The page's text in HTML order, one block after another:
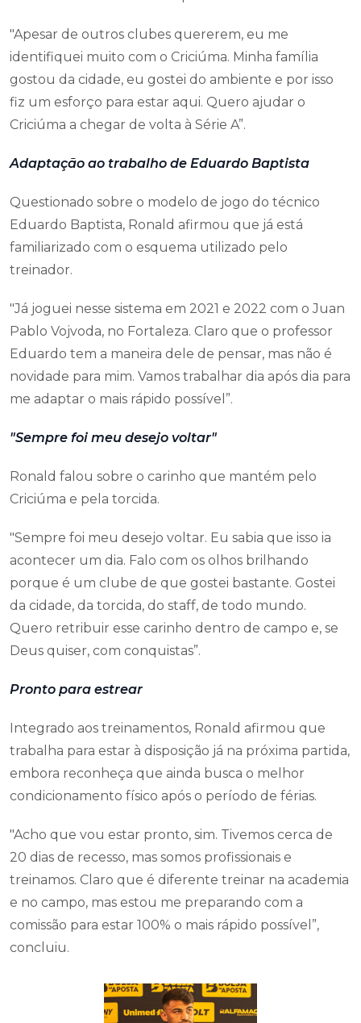
"Apesar de outros clubes quererem, eu me
identifiquei muito com o Criciúma. Minha família
gostou da cidade, eu gostei do ambiente e por isso
fiz um esforço para estar aqui. Quero ajudar o
Criciúma a chegar de volta à Série A”.
Adaptação ao trabalho de Eduardo Baptista
Questionado sobre o modelo de jogo do técnico
Eduardo Baptista, Ronald afirmou que já está
familiarizado com o esquema utilizado pelo
treinador.
"Já joguei nesse sistema em 2021 e 2022 com o Juan
Pablo Vojvoda, no Fortaleza. Claro que o professor
Eduardo tem a maneira dele de pensar, mas não é
novidade para mim. Vamos trabalhar dia após dia para
me adaptar o mais rápido possível”.
"Sempre foi meu desejo voltar"
Ronald falou sobre o carinho que mantém pelo
Criciúma e pela torcida.
"Sempre foi meu desejo voltar. Eu sabia que isso ia
acontecer um dia. Falo com os olhos brilhando
porque é um clube de que gostei bastante. Gostei
da cidade, da torcida, do staff, de todo mundo.
Quero retribuir esse carinho dentro de campo e, se
Deus quiser, com conquistas”.
Pronto para estrear
Integrado aos treinamentos, Ronald afirmou que
trabalha para estar à disposição já na próxima partida,
embora reconheça que ainda busca o melhor
condicionamento físico após o período de férias.
"Acho que vou estar pronto, sim. Tivemos cerca de
20 dias de recesso, mas somos profissionais e
treinamos. Claro que é diferente treinar na academia
e no campo, mas estou me preparando com a
comissão para estar 100% o mais rápido possível”,
concluiu.